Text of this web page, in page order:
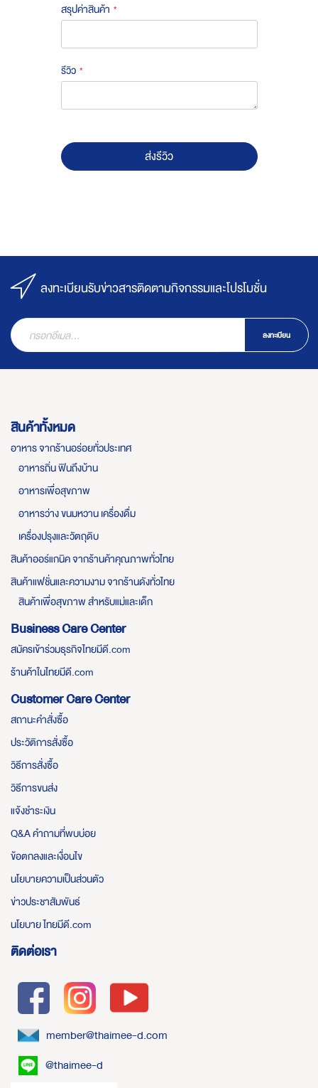
สรุปค่าสินค้า
รีวิว
ส่งรีวิว
ลงทะเบียนรับข่าวสารติดตามกิจกรรมและโปรโมชั่น
ลงทะเบียน
สินค้าทั้งหมด
อาหาร จากร้านอร่อยทั่วประเทศ
อาหารถิ่น ฟินถึงบ้าน
อาหารเพื่อสุขภาพ
อาหารว่าง ขนมหวาน เครื่องดื่ม
เครื่องปรุงและวัตถุดิบ
สินค้าออร์แกนิค จากร้านค้าคุณภาพทั่วไทย
สินค้าแฟชั่นและความงาม จากร้านดังทั่วไทย
สินค้าเพื่อสุขภาพ สำหรับแม่และเด็ก
Business Care Center
สมัครเข้าร่วมธุรกิจไทยมีดี.com
ร้านค้าในไทยมีดี.com
Customer Care Center
สถานะคำสั่งซื้อ
ประวัติการสั่งซื้อ
วิธีการสั่งซื้อ
วิธีการขนส่ง
แจ้งชำระเงิน
Q&A คำถามที่พบบ่อย
ข้อตกลงและเงื่อนไข
นโยบายความเป็นส่วนตัว
ข่าวประชาสัมพันธ์
นโยบาย ไทยมีดี.com
ติดต่อเรา
member@thaimee-d.com
@thaimee-d